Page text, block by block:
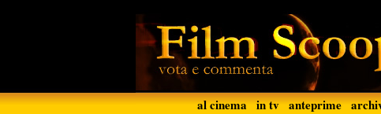
al cinema in tv anteprime